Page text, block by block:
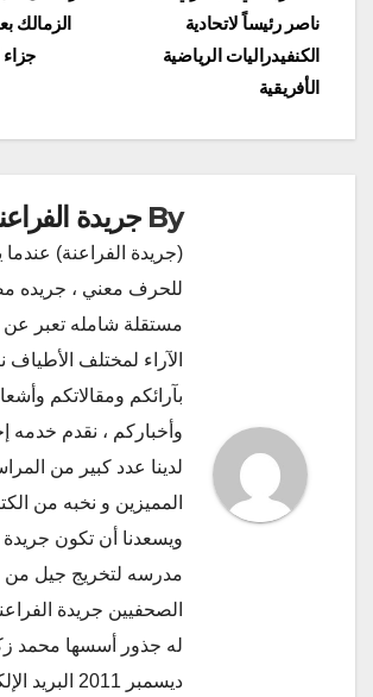
المقالات
الزمالك
ناصر رئيساً لاتحادية
الكنفيدراليات الرياضية
الأفريقية
By جريدة
(جريدة الفراعنة) عندما
للحرف معني ، جريده
مستقلة شامله تعبر
الآراء لمختلف
بآرائكم ومقالاتكم
وأخباركم ، نقدم خدمه
لدينا عدد كبير من
المميزين و نخبه من
ويسعدنا أن تكون جريدة
مدرسه لتخريج جيل
الصحفيين جريدة
له جذور أسسها محمد
ديسمبر 2011